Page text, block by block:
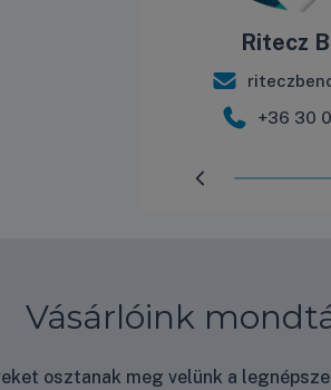
Ritecz
+36 30
Vásárlóink
osztanak meg velünk a